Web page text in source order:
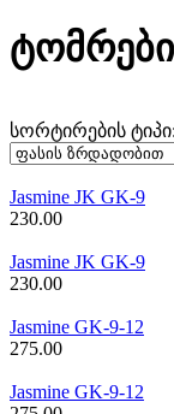
სორტირების ტიპი:
Jasmine JK GK-9
230.00
Jasmine JK GK-9
230.00
Jasmine GK-9-12
275.00
Jasmine GK-9-12